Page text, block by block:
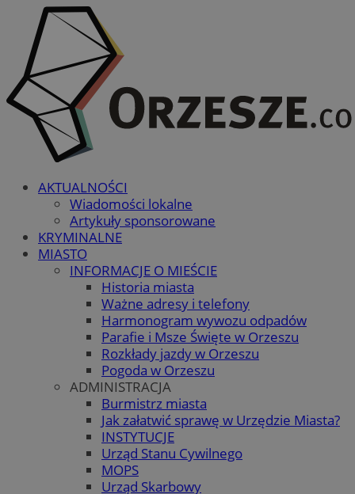
AKTUALNOŚCI
Wiadomości lokalne
Artykuły sponsorowane
KRYMINALNE
MIASTO
INFORMACJE O MIEŚCIE
Historia miasta
Ważne adresy i telefony
Harmonogram wywozu odpadów
Parafie i Msze Święte w Orzeszu
Rozkłady jazdy w Orzeszu
Pogoda w Orzeszu
ADMINISTRACJA
Burmistrz miasta
Jak załatwić sprawę w Urzędzie Miasta?
INSTYTUCJE
Urząd Stanu Cywilnego
MOPS
Urząd Skarbowy